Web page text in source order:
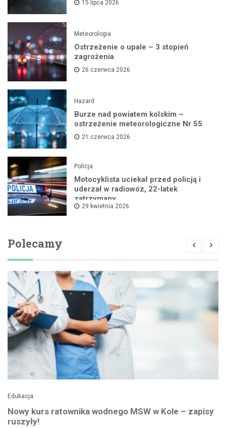
15 lipca 2026
Meteorologia
Ostrzeżenie o upale – 3 stopień
zagrożenia
26 czerwca 2026
Hazard
Burze nad powiatem kolskim –
ostrzeżenie meteorologiczne Nr 55
21 czerwca 2026
Policja
Motocyklista uciekał przed policją i
uderzał w radiowóz, 22-latek
zatrzymany
29 kwietnia 2026
Polecamy
Edukacja
Nowy kurs ratownika wodnego MSW w Kole – zapisy
ruszyły!